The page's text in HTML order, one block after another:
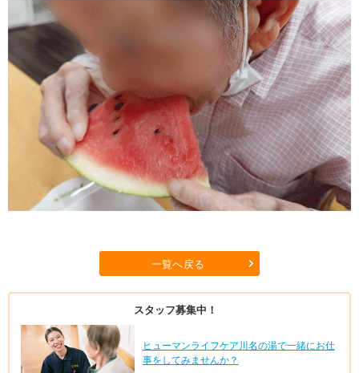
一覧へ戻る
スタッフ募集中！
ヒューマンライフケア川名の湯で一緒にお仕
事をしてみませんか？